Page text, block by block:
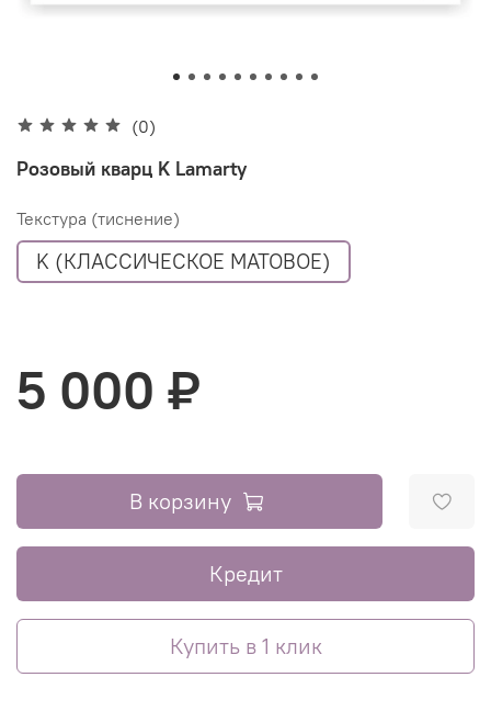
(0)
Розовый кварц K Lamarty
Текстура (тиснение)
K (КЛАССИЧЕСКОЕ МАТОВОЕ)
5 000 ₽
В корзину
Кредит
Купить в 1 клик